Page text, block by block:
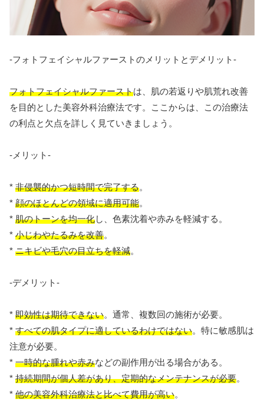
-フォトフェイシャルファーストのメリットとデメリット-
フォトフェイシャルファーストは、肌の若返りや肌荒れ改善
を目的とした美容外科治療法です。ここからは、この治療法
の利点と欠点を詳しく見ていきましょう。
-メリット-
* 非侵襲的かつ短時間で完了する。
* 顔のほとんどの領域に適用可能。
* 肌のトーンを均一化し、色素沈着や赤みを軽減する。
* 小じわやたるみを改善。
* ニキビや毛穴の目立ちを軽減。
-デメリット-
* 即効性は期待できない。通常、複数回の施術が必要。
* すべての肌タイプに適しているわけではない。特に敏感肌は
注意が必要。
* 一時的な腫れや赤みなどの副作用が出る場合がある。
* 持続期間が個人差があり、定期的なメンテナンスが必要。
* 他の美容外科治療法と比べて費用が高い。